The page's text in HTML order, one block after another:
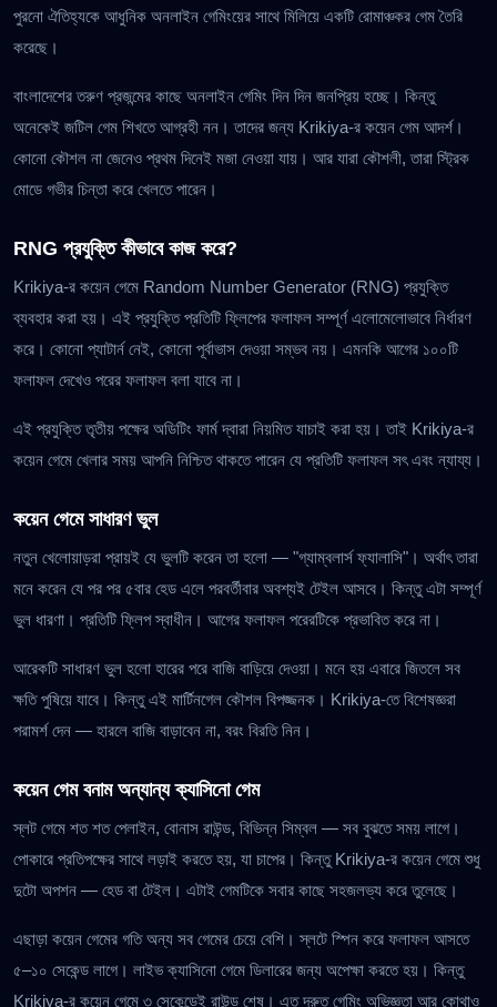
পুরনো ঐতিহ্যকে আধুনিক অনলাইন গেমিংয়ের সাথে মিলিয়ে একটি রোমাঞ্চকর গেম তৈরি
করেছে।
বাংলাদেশের তরুণ প্রজন্মের কাছে অনলাইন গেমিং দিন দিন জনপ্রিয় হচ্ছে। কিন্তু
অনেকেই জটিল গেম শিখতে আগ্রহী নন। তাদের জন্য Krikiya-র কয়েন গেম আদর্শ।
কোনো কৌশল না জেনেও প্রথম দিনেই মজা নেওয়া যায়। আর যারা কৌশলী, তারা স্ট্রিক
মোডে গভীর চিন্তা করে খেলতে পারেন।
RNG প্রযুক্তি কীভাবে কাজ করে?
Krikiya-র কয়েন গেমে Random Number Generator (RNG) প্রযুক্তি
ব্যবহার করা হয়। এই প্রযুক্তি প্রতিটি ফ্লিপের ফলাফল সম্পূর্ণ এলোমেলোভাবে নির্ধারণ
করে। কোনো প্যাটার্ন নেই, কোনো পূর্বাভাস দেওয়া সম্ভব নয়। এমনকি আগের ১০০টি
ফলাফল দেখেও পরের ফলাফল বলা যাবে না।
এই প্রযুক্তি তৃতীয় পক্ষের অডিটিং ফার্ম দ্বারা নিয়মিত যাচাই করা হয়। তাই Krikiya-র
কয়েন গেমে খেলার সময় আপনি নিশ্চিত থাকতে পারেন যে প্রতিটি ফলাফল সৎ এবং ন্যায্য।
কয়েন গেমে সাধারণ ভুল
নতুন খেলোয়াড়রা প্রায়ই যে ভুলটি করেন তা হলো — "গ্যাম্বলার্স ফ্যালাসি"। অর্থাৎ তারা
মনে করেন যে পর পর ৫বার হেড এলে পরবর্তীবার অবশ্যই টেইল আসবে। কিন্তু এটা সম্পূর্ণ
ভুল ধারণা। প্রতিটি ফ্লিপ স্বাধীন। আগের ফলাফল পরেরটিকে প্রভাবিত করে না।
আরেকটি সাধারণ ভুল হলো হারের পরে বাজি বাড়িয়ে দেওয়া। মনে হয় এবারে জিতলে সব
ক্ষতি পুষিয়ে যাবে। কিন্তু এই মার্টিনগেল কৌশল বিপজ্জনক। Krikiya-তে বিশেষজ্ঞরা
পরামর্শ দেন — হারলে বাজি বাড়াবেন না, বরং বিরতি নিন।
কয়েন গেম বনাম অন্যান্য ক্যাসিনো গেম
স্লট গেমে শত শত পেলাইন, বোনাস রাউন্ড, বিভিন্ন সিম্বল — সব বুঝতে সময় লাগে।
পোকারে প্রতিপক্ষের সাথে লড়াই করতে হয়, যা চাপের। কিন্তু Krikiya-র কয়েন গেমে শুধু
দুটো অপশন — হেড বা টেইল। এটাই গেমটিকে সবার কাছে সহজলভ্য করে তুলেছে।
এছাড়া কয়েন গেমের গতি অন্য সব গেমের চেয়ে বেশি। স্লটে স্পিন করে ফলাফল আসতে
৫–১০ সেকেন্ড লাগে। লাইভ ক্যাসিনো গেমে ডিলারের জন্য অপেক্ষা করতে হয়। কিন্তু
Krikiya-র কয়েন গেমে ৩ সেকেন্ডেই রাউন্ড শেষ। এত দ্রুত গেমিং অভিজ্ঞতা আর কোথাও